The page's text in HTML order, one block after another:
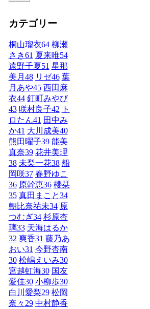
カテゴリー
桐山瑠衣64 柳瀬
さき61 夏来唯54
遠野千夏 51 星那
美月 48 リゼ46 葉
月あや45 西田麻
衣44 釘町みやび
43 咲村良子42
ト
ロたん41 田中み
か41 大川成美40
熊田曜子39 能美
真奈39 花井美理
38 未梨一花38 船
岡咲37 春野ゆこ
36 原幹恵36 櫻栞
35 真田まこと34
朝比奈祐未34 原
つむぎ34 杉原杏
璃33 天海はるか
32 爽香31 藤乃あ
おい31 今野杏南
30 松嶋えいみ30
宮越虹海30 国友
愛佳30 小柳歩30
白川愛梨29 松岡
奈々29 中村静香